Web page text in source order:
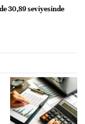
30,89 seviyesinde